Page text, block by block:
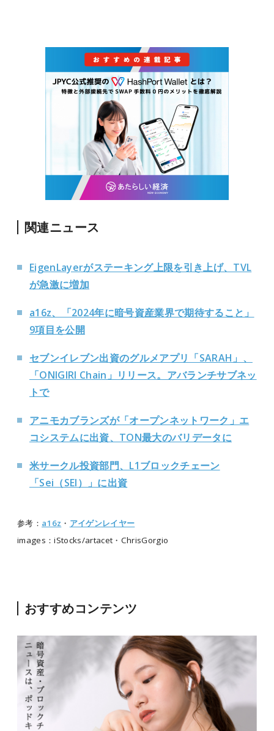
関連ニュース
EigenLayerがステーキング上限を引き上げ、TVL
が急激に増加
a16z、「2024年に暗号資産業界で期待すること」
9項目を公開
セブンイレブン出資のグルメアプリ「SARAH」、
「ONIGIRI Chain」リリース。アバランチサブネッ
トで
アニモカブランズが「オープンネットワーク」エ
コシステムに出資、TON最大のバリデータに
米サークル投資部門、L1ブロックチェーン
「Sei（SEI）」に出資
参考： a16z ・ アイゲンレイヤー
images：iStocks/artacet・ChrisGorgio
おすすめコンテンツ